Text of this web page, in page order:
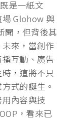
是一紙文
Glohow 與
聞，但背後其
來，當創作
互動、廣告
，這將不只
式的誕生。
內容與技
，看來已